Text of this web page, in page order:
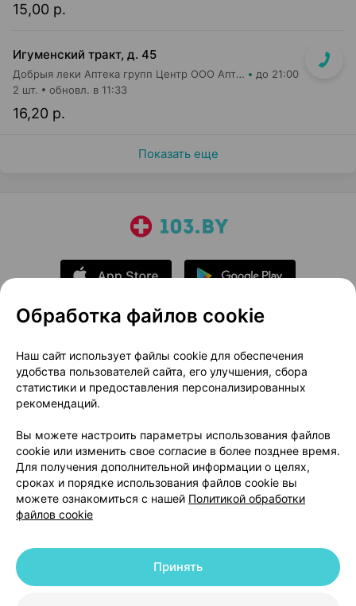
15,00 р.
Игуменский тракт, д. 45
Добрыя леки Аптека групп Центр ООО Аптека №7 до 21:00
16,20 р.
2 шт. обновл. в 11:33
Показать еще
О проекте
Новости проекта
Размещение рекламы
Медицинский маркетинг
Публичный договор
Доставка
Способы оплаты
Вакансии
Партнеры
Написать руководителю 103.by
Написать в поддержку
Персональные настройки Cookie
© 2026 ООО «Артокс Лаб», УНП 191700409 | 220012, Республика Беларусь,
Обработка файлов cookie
Наш сайт использует файлы cookie для обеспечения
удобства пользователей сайта, его улучшения, сбора
статистики и предоставления персонализированных
рекомендаций.
Вы можете настроить параметры использования файлов
cookie или изменить свое согласие в более позднее время.
Для получения дополнительной информации о целях,
сроках и порядке использования файлов cookie вы
можете ознакомиться с нашей Политикой обработки
файлов cookie
Принять